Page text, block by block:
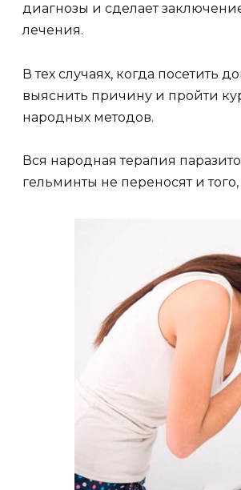
диагнозы и сделает
лечения.
В тех случаях, когда посетить
выяснить причину и пройти
народных методов.
Вся народная терапия
гельминты не переносят и того,